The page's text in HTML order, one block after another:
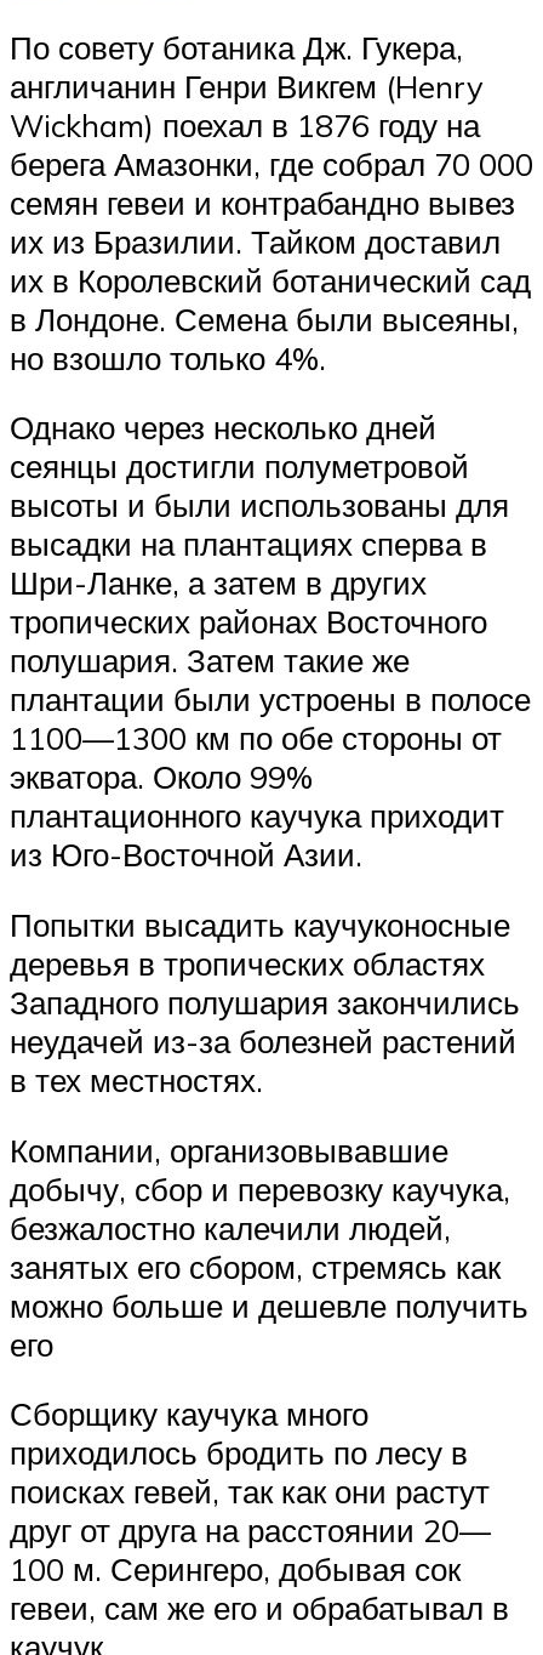
По совету ботаника Дж. Гукера,
англичанин Генри Викгем (Henry
Wickham) поехал в 1876 году на
берега Амазонки, где собрал 70 000
семян гевеи и контрабандно вывез
их из Бразилии. Тайком доставил
их в Королевский ботанический сад
в Лондоне. Семена были высеяны,
но взошло только 4%.
Однако через несколько дней
сеянцы достигли полуметровой
высоты и были использованы для
высадки на плантациях сперва в
Шри-Ланке, а затем в других
тропических районах Восточного
полушария. Затем такие же
плантации были устроены в полосе
1100—1300 км по обе стороны от
экватора. Около 99%
плантационного каучука приходит
из Юго-Восточной Азии.
Попытки высадить каучуконосные
деревья в тропических областях
Западного полушария закончились
неудачей из-за болезней растений
в тех местностях.
Компании, организовывавшие
добычу, сбор и перевозку каучука,
безжалостно калечили людей,
занятых его сбором, стремясь как
можно больше и дешевле получить
его
Сборщику каучука много
приходилось бродить по лесу в
поисках гевей, так как они растут
друг от друга на расстоянии 20—
100 м. Серингеро, добывая сок
гевеи, сам же его и обрабатывал в
каучук.